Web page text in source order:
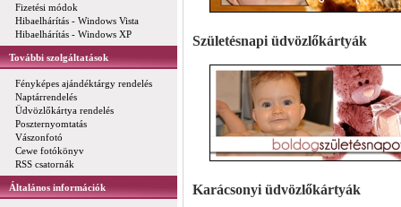
Fizetési módok
Hibaelhárítás - Windows Vista
Hibaelhárítás - Windows XP
További szolgáltatások
Fényképes ajándéktárgy rendelés
Naptárrendelés
Üdvözlőkártya rendelés
Poszternyomtatás
Vászonfotó
Cewe fotókönyv
RSS csatornák
Általános információk
Születésnapi üdvözlőkártyák
Karácsonyi üdvözlőkártyák